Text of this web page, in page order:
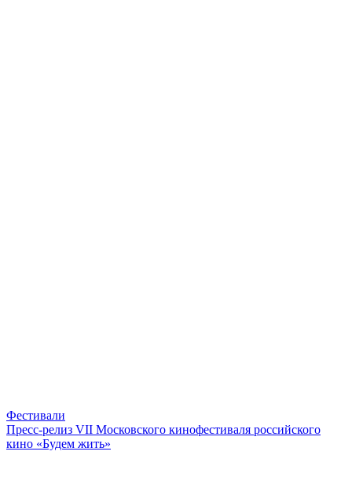
Фестивали
Пресс-релиз VII Московского кинофестиваля российского
кино «Будем жить»